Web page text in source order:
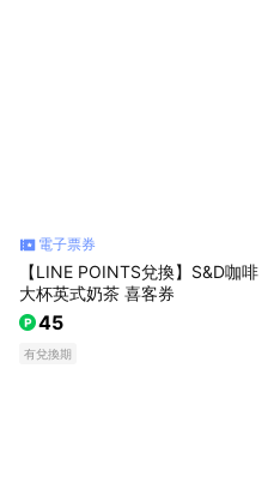
電子票券
【LINE POINTS兌換】S&D咖啡
大杯英式奶茶 喜客券
45
有兌換期